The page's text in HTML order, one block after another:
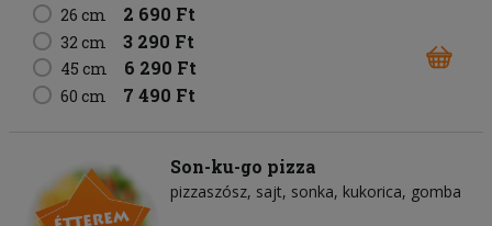
26 cm 2 690 Ft
32 cm 3 290 Ft
45 cm 6 290 Ft
60 cm 7 490 Ft
Son-ku-go pizza
pizzaszósz sajt sonka kukorica gomba